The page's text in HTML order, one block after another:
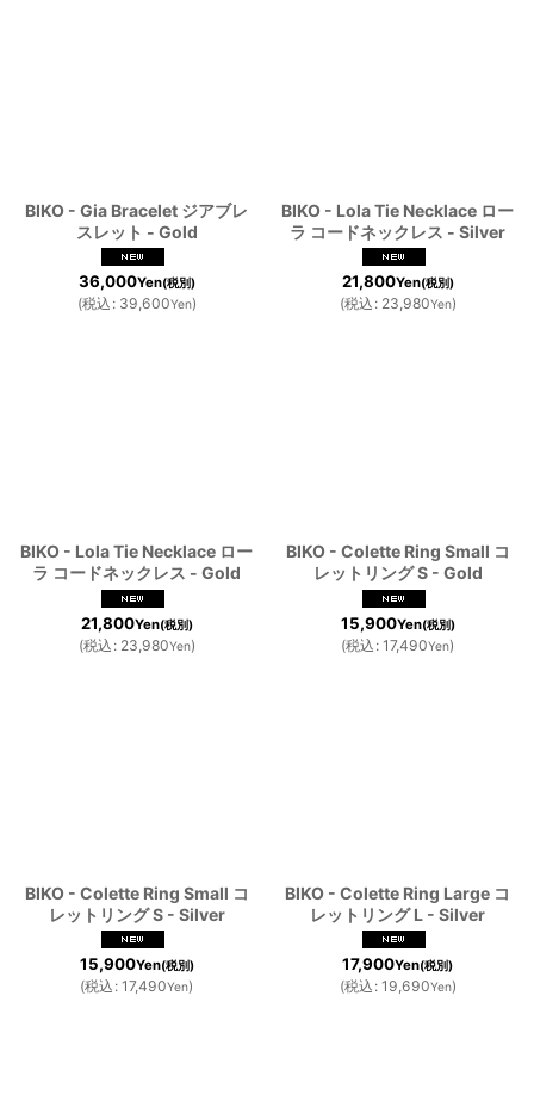
BIKO - Gia Bracelet ジアブレ
スレット - Gold
36,000Yen(税別)
(税込 : 39,600Yen)
BIKO - Lola Tie Necklace ロー
ラ コードネックレス - Silver
21,800Yen(税別)
(税込 : 23,980Yen)
BIKO - Lola Tie Necklace ロー
ラ コードネックレス - Gold
21,800Yen(税別)
(税込 : 23,980Yen)
BIKO - Colette Ring Small コ
レットリング S - Gold
15,900Yen(税別)
(税込 : 17,490Yen)
BIKO - Colette Ring Small コ
レットリング S - Silver
15,900Yen(税別)
(税込 : 17,490Yen)
BIKO - Colette Ring Large コ
レットリング L - Silver
17,900Yen(税別)
(税込 : 19,690Yen)